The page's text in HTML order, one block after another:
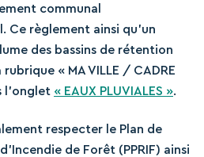
communal
Ce règlement ainsi qu’un
des bassins de rétention
« MA VILLE / CADRE
l’onglet « EAUX PLUVIALES ».
respecter le Plan de
de Forêt (PPRIF) ainsi